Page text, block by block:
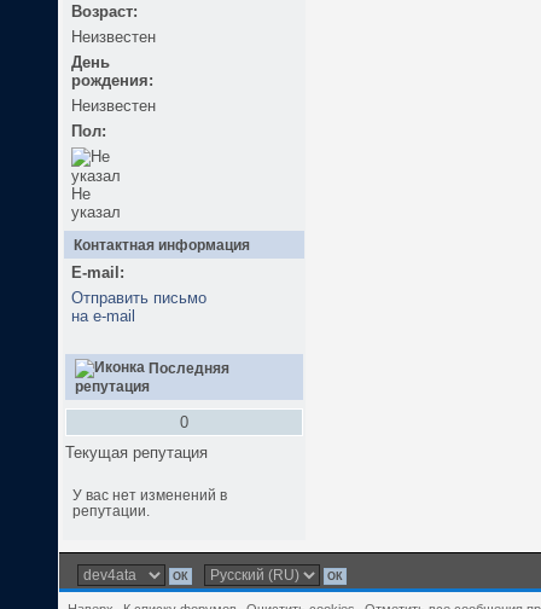
Возраст:
Неизвестен
День
рождения:
Неизвестен
Пол:
Не
указал
Контактная информация
E-mail:
Отправить письмо
на e-mail
Последняя
репутация
0
Текущая репутация
У вас нет изменений в
репутации.